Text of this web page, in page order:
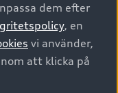
dem efter
, en
vi använder,
att klicka på